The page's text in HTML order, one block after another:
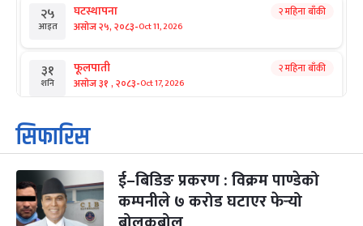
२५
आइत
घटस्थापना
असोज २५, २०८३-Oct 11, 2026
२ महिना बाँकी
३१
शनि
फूलपाती
असोज ३१ , २०८३-Oct 17, 2026
२ महिना बाँकी
१
आइत
कार्तिक सङ्क्रान्ति
कार्तिक १, २०८३
३
मंगल
महानवमी
कार्तिक ३, २०८३-Oct 20, 2026
२ महिना बाँकी
सिफारिस
ई–बिडिङ प्रकरण : विक्रम पाण्डेको
कम्पनीले ७ करोड घटाएर फेर्‍यो